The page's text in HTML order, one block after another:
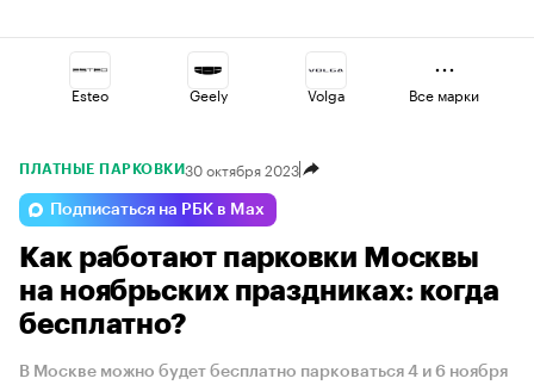
Esteo Geely Volga
Jaecoo Omoda Changan
Lada Haval Voyah
Все марки
ПЛАТНЫЕ ПАРКОВКИ30 октября 2023
Подписаться на РБК в Max
Как работают парковки Москвы
на ноябрьских праздниках: когда
бесплатно?
В Москве можно будет бесплатно парковаться 4 и 6 ноября